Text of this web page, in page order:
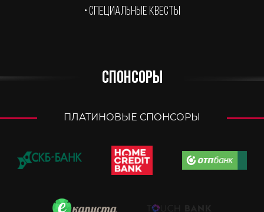
• Специальные квесты
СПОНСОРЫ
ПЛАТИНОВЫЕ СПОНСОРЫ